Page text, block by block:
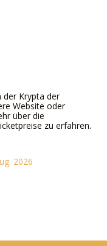
der Krypta der
Website oder
über die
zu erfahren.
2026